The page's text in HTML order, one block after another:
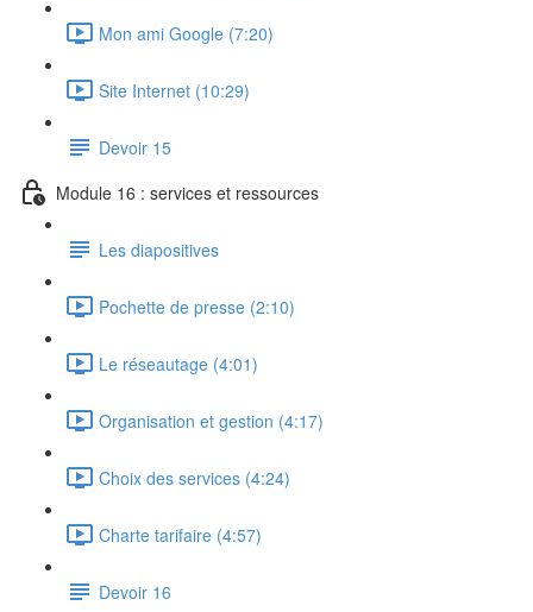
Mon ami Google (7:20)
Site Internet (10:29)
Devoir 15
Module 16 : services et ressources
Les diapositives
Pochette de presse (2:10)
Le réseautage (4:01)
Organisation et gestion (4:17)
Choix des services (4:24)
Charte tarifaire (4:57)
Devoir 16